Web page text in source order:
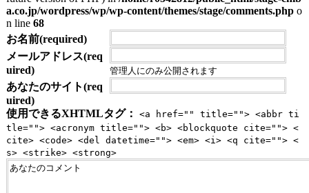
a.co.jp/wordpress/wp/wp-content/themes/stage/comments.phpo
n line 68
お名前(required)
メールアドレス(req
uired)
管理人にのみ公開されます
あなたのサイト(req
uired)
使用できるXHTMLタグ：
<a href="" title=""> <abbr ti
tle=""> <acronym title=""> <b> <blockquote cite=""> <
cite> <code> <del datetime=""> <em> <i> <q cite=""> <
s> <strike> <strong>